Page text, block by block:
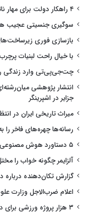
۴ راهکار دولت برای مهار ناترازی بنزین
سوگیری جنسیتی
بازسازی فوری
با خیال راحت لبنیات
چت‌جی‌پی‌تی وارد زندگی
انتشار پژوهشی
جزایر در اشپرینگر
میراث تاریخی ایران در انتظار ۱۳۰۰ نیروی
رسانه‌ها چهره‌های فاخر را
۵ دستاورد هوش مصنوعی در هوافضای ایران
آلزایمر چگونه خواب را
گزارش تکان‌دهنده درباره
اعلام ضرب‌الاجل وزارت
۳ هزار پروژه ورزشی برای دانش‌آموزان استان تهران کلید خورد